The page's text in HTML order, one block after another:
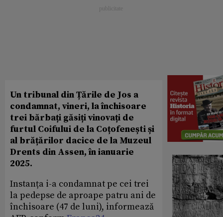
Un tribunal din Țările de Jos a
condamnat, vineri, la închisoare
trei bărbați găsiți vinovați de
furtul Coifului de la Coțofenești și
al brățărilor dacice de la Muzeul
Drents din Assen, în ianuarie
2025.
Instanța i-a condamnat pe cei trei
la pedepse de aproape patru ani de
închisoare (47 de luni), informează